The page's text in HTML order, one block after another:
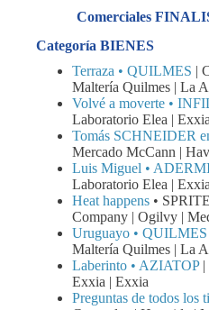
Comerciales
Categoría BIENES
Terraza • QUILMES |
Maltería Quilmes | La
Volvé a moverte •
Laboratorio Elea |
Tomás SCHNEIDER
Mercado McCann |
Luis Miguel •
Laboratorio Elea |
Heat happens •
Company | Ogilvy |
Uruguayo • QUILMES
Maltería Quilmes | La
Laberinto • AZIATOP|
Exxia | Exxia
Preguntas de todos los